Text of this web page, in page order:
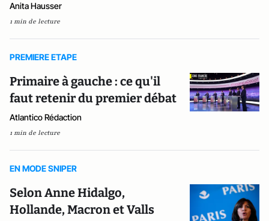
Anita Hausser
1 min de lecture
PREMIERE ETAPE
Primaire à gauche : ce qu'il
faut retenir du premier débat
Atlantico Rédaction
1 min de lecture
EN MODE SNIPER
Selon Anne Hidalgo,
Hollande, Macron et Valls